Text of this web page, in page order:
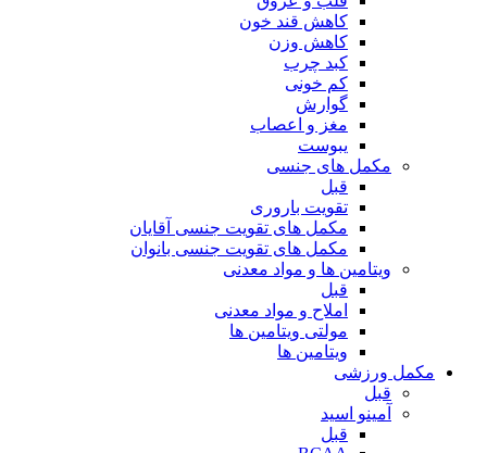
کاهش قند خون
کاهش وزن
کبد چرب
کم خونی
گوارش
مغز و اعصاب
یبوست
مکمل های جنسی
قبل
تقویت باروری
مکمل های تقویت جنسی آقایان
مکمل های تقویت جنسی بانوان
ویتامین ها و مواد معدنی
قبل
املاح و مواد معدنی
مولتی ویتامین ها
ویتامین ها
مکمل ورزشی
قبل
آمینو اسید
قبل